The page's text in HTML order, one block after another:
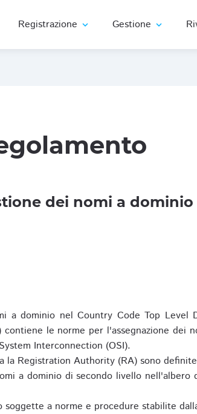
Registrazione expand_more Gestione expand_more
dei nomi a dominio
a dominio nel Country Code Top Level
le norme per l'assegnazione dei
Interconnection (OSI).
Registration Authority (RA) sono
a dominio di secondo livello nell'albero
a norme e procedure stabilite